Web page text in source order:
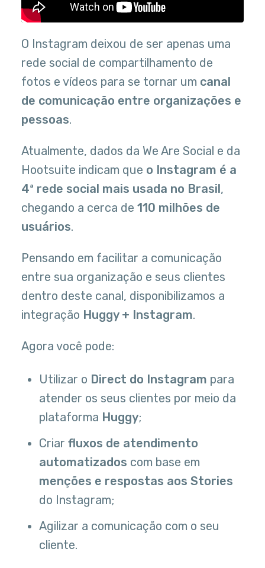
O Instagram deixou de ser apenas uma
rede social de compartilhamento de
fotos e vídeos para se tornar um canal
de comunicação entre organizações e
pessoas.
Atualmente, dados da We Are Social e da
Hootsuite indicam que o Instagram é a
4ª rede social mais usada no Brasil,
chegando a cerca de 110 milhões de
usuários.
Pensando em facilitar a comunicação
entre sua organização e seus clientes
dentro deste canal, disponibilizamos a
integração Huggy + Instagram.
Agora você pode:
Utilizar o Direct do Instagram para
atender os seus clientes por meio da
plataforma Huggy;
Criar fluxos de atendimento
automatizados com base em
menções e respostas aos Stories
do Instagram;
Agilizar a comunicação com o seu
cliente.